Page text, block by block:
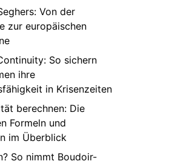
Von der
zur europäischen
So sichern
ihre
in Krisenzeiten
berechnen: Die
Formeln und
im Überblick
So nimmt Boudoir-